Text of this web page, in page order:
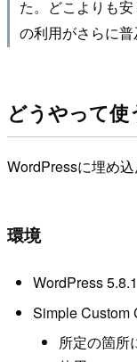
た。どこよりも
の利用がさらに普
どうやって使
WordPressに埋め込
環境
WordPress 5.8.1
Simple Custom
所定の箇所